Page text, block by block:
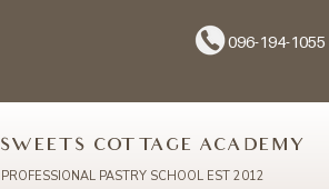
096-194-1055
SWEETS COTTAGE ACADEMY
PROFESSIONAL PASTRY SCHOOL EST 2012